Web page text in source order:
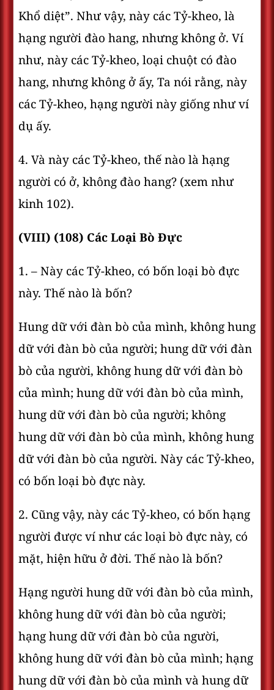
Khổ diệt”. Như vậy, này các Tỷ-kheo, là
hạng người đào hang, nhưng không ở. Ví
như, này các Tỷ-kheo, loại chuột có đào
hang, nhưng không ở ấy, Ta nói rằng, này
các Tỷ-kheo, hạng người này giống như ví
dụ ấy.
4. Và này các Tỷ-kheo, thế nào là hạng
người có ở, không đào hang? (xem như
kinh 102).
(VIII) (108) Các Loại Bò Ðực
1. – Này các Tỷ-kheo, có bốn loại bò đực
này. Thế nào là bốn?
Hung dữ với đàn bò của mình, không hung
dữ với đàn bò của người; hung dữ với đàn
bò của người, không hung dữ với đàn bò
của mình; hung dữ với đàn bò của mình,
hung dữ với đàn bò của người; không
hung dữ với đàn bò của mình, không hung
dữ với đàn bò của người. Này các Tỷ-kheo,
có bốn loại bò đực này.
2. Cũng vậy, này các Tỷ-kheo, có bốn hạng
người được ví như các loại bò đực này, có
mặt, hiện hữu ở đời. Thế nào là bốn?
Hạng người hung dữ với đàn bò của mình,
không hung dữ với đàn bò của người;
hạng hung dữ với đàn bò của người,
không hung dữ với đàn bò của mình; hạng
hung dữ với đàn bò của mình và hung dữ